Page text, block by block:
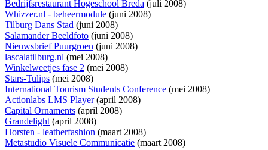
Bedrijfsrestaurant Hogeschool Breda (juli 2008)
Whizzer.nl - beheermodule (juni 2008)
Tilburg Dans Stad (juni 2008)
Salamander Beeldfoto (juni 2008)
Nieuwsbrief Puurgroen (juni 2008)
lascalatilburg.nl (mei 2008)
Winkelweetjes fase 2 (mei 2008)
Stars-Tulips (mei 2008)
International Tourism Students Conference (mei 2008)
Actionlabs LMS Player(april 2008)
Capital Ornaments (april 2008)
Grandelight(april 2008)
Horsten - leatherfashion (maart 2008)
Metastudio Visuele Communicatie (maart 2008)